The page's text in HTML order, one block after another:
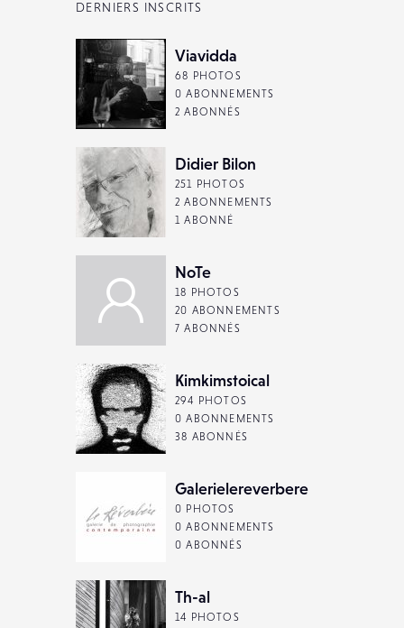
DERNIERS INSCRITS
Viavidda
68 PHOTOS
0 ABONNEMENTS
2 ABONNÉS
Didier Bilon
251 PHOTOS
2 ABONNEMENTS
1 ABONNÉ
NoTe
18 PHOTOS
20 ABONNEMENTS
7 ABONNÉS
Kimkimstoical
294 PHOTOS
0 ABONNEMENTS
38 ABONNÉS
Galerielereverbere
0 PHOTOS
0 ABONNEMENTS
0 ABONNÉS
Th-al
14 PHOTOS